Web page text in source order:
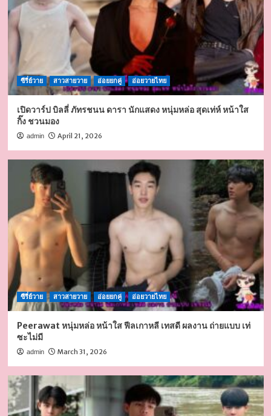
ซีรี่ย์วาย สาวสายวาย อ่อยยกคู่ อ่อยวายไทย
เปิดวาร์ป บิลลี่ ภัทรชนน ดารา นักแสดง หนุ่มหล่อ สุดเท่ห์ หน้าใส
กิ๊ง ชวนมอง
admin April 21, 2026
ซีรี่ย์วาย สาวสายวาย อ่อยยกคู่ อ่อยวายไทย
Peerawat หนุ่มหล่อ หน้าใส ฟีลเกาหลี เทสดี ผลงาน ถ่ายแบบ เท่
ซะไม่มี
admin March 31, 2026